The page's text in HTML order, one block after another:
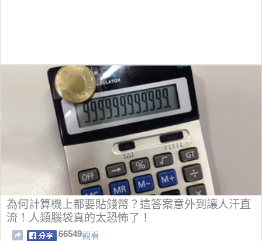
為何計算機上都要貼錢幣？這答案意外到讓人汗直
流！人類腦袋真的太恐怖了！
66549觀看